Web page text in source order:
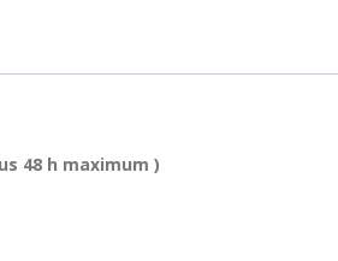
48 h maximum )